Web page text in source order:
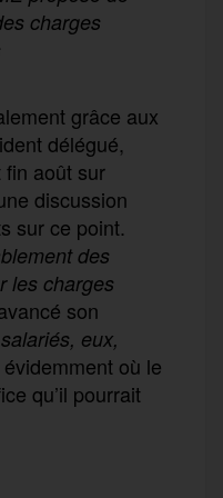
charges
grâce aux
délégué,
fin août sur
discussion
sur ce point.
des
les charges
son
eux,
où le
qu’il pourrait